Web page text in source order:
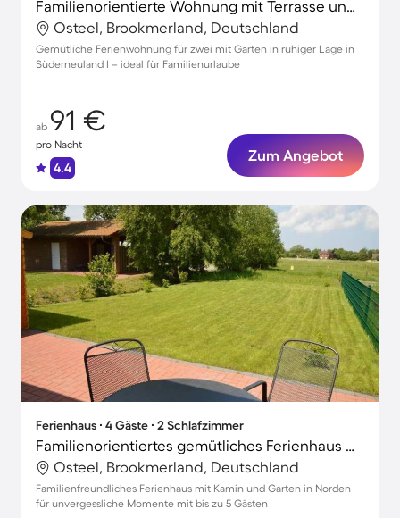
Familienorientierte Wohnung mit Terrasse und Garten
Osteel, Brookmerland, Deutschland
Gemütliche Ferienwohnung für zwei mit Garten in ruhiger Lage in
Süderneuland I – ideal für Familienurlaube
ab 91 €
pro Nacht
4.4
Zum Angebot
Ferienhaus ∙ 4 Gäste ∙ 2 Schlafzimmer
Familienorientiertes gemütliches Ferienhaus mit Terrasse und Garten
Osteel, Brookmerland, Deutschland
Familienfreundliches Ferienhaus mit Kamin und Garten in Norden
für unvergessliche Momente mit bis zu 5 Gästen